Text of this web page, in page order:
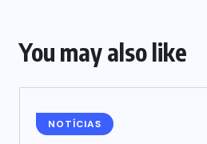
You may also like
NOTÍCIAS